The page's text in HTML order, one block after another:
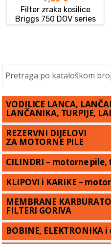
Filter zraka kosilice
Briggs 750 DOV series
VODILICE LANCA,
LANČANIKA, TURPIJE,
REZERVNI DIJELOVI
ZA MOTORNE PILE
CILINDRI – motorne pile,
KLIPOVI i KARIKE –
MEMBRANE
FILTERI GORIVA
BOBINE, ELEKTRONIKA i